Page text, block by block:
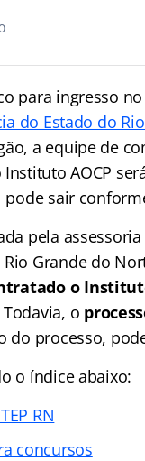
para ingresso
do Estado do
a equipe de
AOCP
pode sair
pela
Grande do
o
Todavia, o
do processo,
o índice abaixo:
RN
concursos